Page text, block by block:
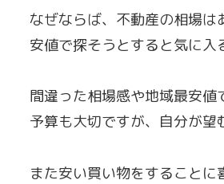
なぜならば、不動産の相場
安値で探そうとすると気に入
間違った相場感や地域最安値
予算も大切ですが、自分が望
また安い買い物をすることに